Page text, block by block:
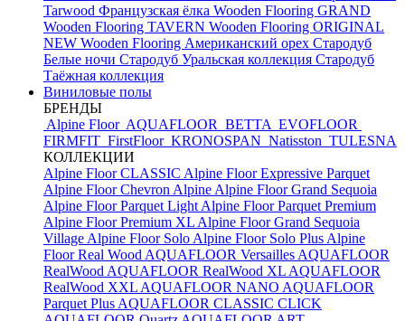
Tarwood Французская ёлка Wooden Flooring GRAND
Wooden Flooring TAVERN Wooden Flooring ORIGINAL
NEW Wooden Flooring Американский орех Стародуб
Белые ночи Стародуб Уральская коллекция Стародуб
Таёжная коллекция
Виниловые полы
БРЕНДЫ
Alpine Floor AQUAFLOOR BETTA EVOFLOOR
FIRMFIT FirstFloor KRONOSPAN Natisston TULESNA
КОЛЛЕКЦИИ
Alpine Floor CLASSIC Alpine Floor Expressive Parquet
Alpine Floor Chevron Alpine Alpine Floor Grand Sequoia
Alpine Floor Parquet Light Alpine Floor Parquet Premium
Alpine Floor Premium XL Alpine Floor Grand Sequoia
Village Alpine Floor Solo Alpine Floor Solo Plus Alpine
Floor Real Wood AQUAFLOOR Versailles AQUAFLOOR
RealWood AQUAFLOOR RealWood XL AQUAFLOOR
RealWood XXL AQUAFLOOR NANO AQUAFLOOR
Parquet Plus AQUAFLOOR CLASSIC CLICK